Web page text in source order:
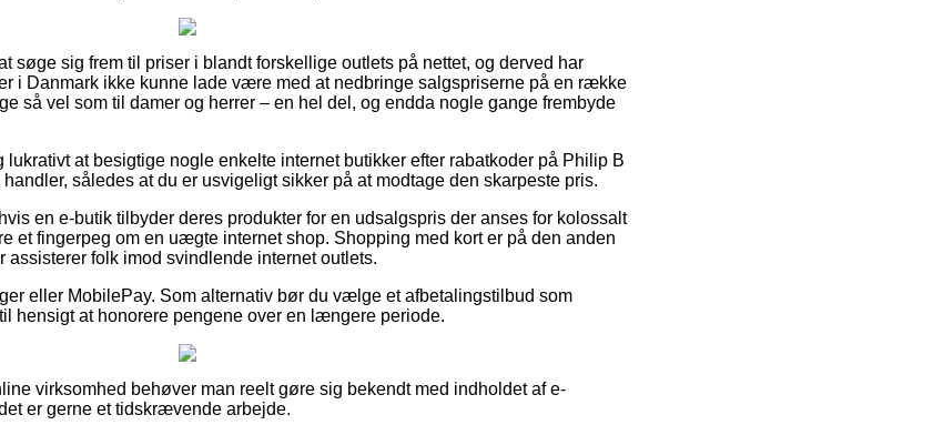
søge sig frem til priser i blandt forskellige outlets på nettet, og derved har
i Danmark ikke kunne lade være med at nedbringe salgspriserne på en række
så vel som til damer og herrer – en hel del, og endda nogle gange frembyde
at besigtige nogle enkelte internet butikker efter rabatkoder på Philip B
således at du er usvigeligt sikker på at modtage den skarpeste pris.
en e-butik tilbyder deres produkter for en udsalgspris der anses for kolossalt
et fingerpeg om en uægte internet shop. Shopping med kort er på den anden
assisterer folk imod svindlende internet outlets.
eller MobilePay. Som alternativ bør du vælge et afbetalingstilbud som
hensigt at honorere pengene over en længere periode.
virksomhed behøver man reelt gøre sig bekendt med indholdet af e-
er gerne et tidskrævende arbejde.